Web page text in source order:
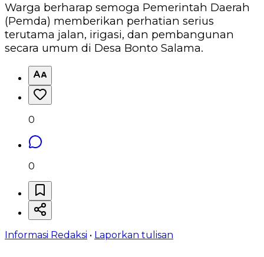
Warga berharap semoga Pemerintah Daerah
(Pemda) memberikan perhatian serius
terutama jalan, irigasi, dan pembangunan
secara umum di Desa Bonto Salama.
0
0
Informasi Redaksi • Laporkan tulisan